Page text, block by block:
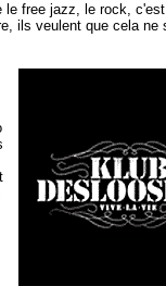
free jazz, le rock,
ils veulent que cela ne